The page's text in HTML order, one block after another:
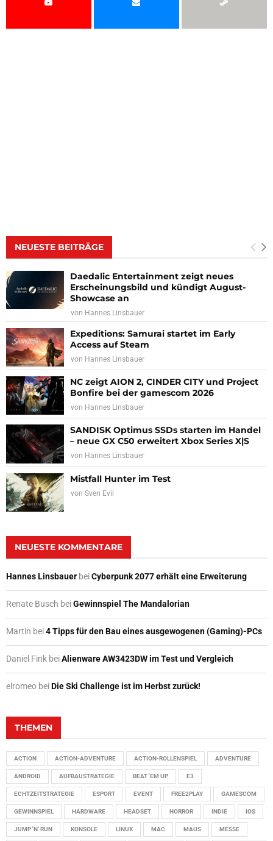
NEUESTE BEITRÄGE
Daedalic Entertainment zeigt neues
Erscheinungsbild und kündigt August-
Showcase an
von Hannes Linsbauer
Expeditions: Samurai startet im Early
Access auf Steam
von Hannes Linsbauer
NC zeigt AION 2, CINDER CITY und Project
Bonfire bei der gamescom 2026
von Hannes Linsbauer
SANDISK Optimus SSDs starten im Handel
– neue GX C50 erweitert Xbox Series X|S
von Hannes Linsbauer
Mistfall Hunter im Test
von Sven Evil
NEUESTE KOMMENTARE
Hannes Linsbauer beiCyberpunk 2077 erhält eine Erweiterung
Renate Busch beiGewinnspiel The Mandalorian
Martin bei4 Tipps für den Bau eines ausgewogenen (Gaming)-PCs
Daniel Fink beiAlienware AW3423DW im Test und Vergleich
elromeo beiDie Ski Challenge ist im Herbst zurück!
THEMEN
ACTION ACTION-ADVENTURE ACTION-ROLLENSPIEL ADVENTURE
ANDROID AUFBAUSTRATEGIE BEAT 'EM UP E3
ECHTZEITSTRATEGIE ESPORT EVENT FREE2PLAY GAMESCOM
GEWINNSPIEL HARDWARE HEADSET HORROR INDIE IOS
JUMP 'N' RUN KONSOLE LINUX MAC MAUS MESSE